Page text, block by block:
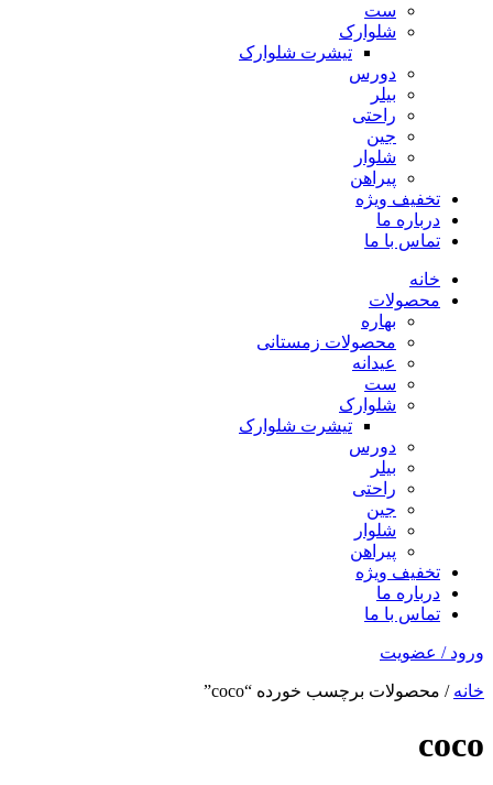
ست
شلوارک
تیشرت شلوارک
دورس
بیلر
راحتی
جین
شلوار
پیراهن
تخفیف ویژه
درباره ما
تماس با ما
خانه
محصولات
بهاره
محصولات زمستانی
عیدانه
ست
شلوارک
تیشرت شلوارک
دورس
بیلر
راحتی
جین
شلوار
پیراهن
تخفیف ویژه
درباره ما
تماس با ما
ورود / عضویت
خانه / محصولات برچسب خورده “coco”
coco